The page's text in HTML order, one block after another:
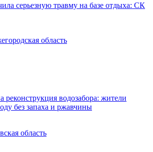
серьезную травму на базе отдыха: СК
область
реконструкция водозабора: жители
без запаха и ржавчины
область